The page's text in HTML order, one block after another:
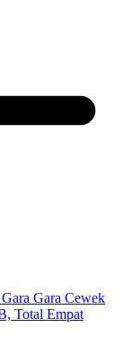
Gara Cewek
Total Empat